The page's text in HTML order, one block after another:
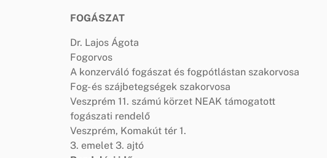
FOGÁSZAT
Dr. Lajos Ágota
Fogorvos
A konzerváló fogászat és fogpótlástan szakorvosa
Fog- és szájbetegségek szakorvosa
Veszprém 11. számú körzet NEAK támogatott
fogászati rendelő
Veszprém, Komakút tér 1.
3. emelet 3. ajtó